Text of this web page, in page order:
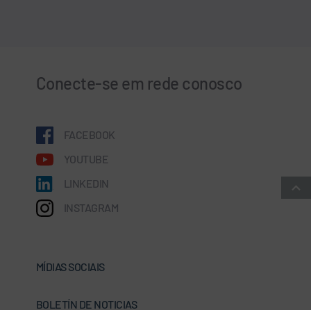
Conecte-se em rede conosco
FACEBOOK
YOUTUBE
LINKEDIN
INSTAGRAM
MÍDIAS SOCIAIS
BOLETÍN DE NOTICIAS